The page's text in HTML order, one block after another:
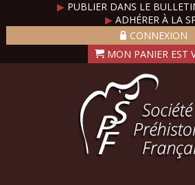
▶ PUBLIER DANS LE
▶ADHÉRER À LA
CONNEXION